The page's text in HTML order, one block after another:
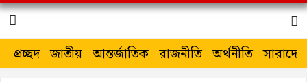
প্রচ্ছদ জাতীয় আন্তর্জাতিক রাজনীতি অর্থনীতি সারাদেশ